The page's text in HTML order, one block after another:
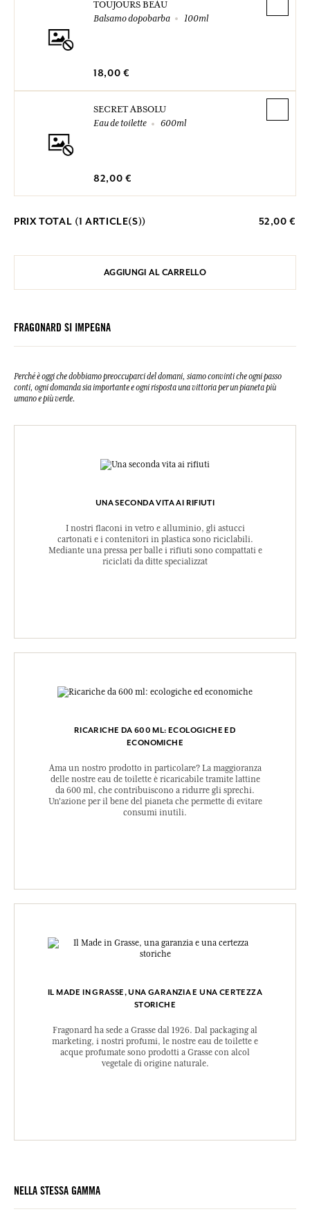
TOUJOURS BEAU
Balsamo dopobarba
100ml
18,00 €
SECRET ABSOLU
Eau de toilette
600ml
82,00 €
PRIX TOTAL (1 ARTICLE(S)) 52,00 €
AGGIUNGI AL CARRELLO
FRAGONARD SI IMPEGNA
Perché è oggi che dobbiamo preoccuparci del domani, siamo convinti che ogni passo
conti, ogni domanda sia importante e ogni risposta una vittoria per un pianeta più
umano e più verde.
UNA SECONDA VITA AI RIFIUTI
I nostri flaconi in vetro e alluminio, gli astucci
cartonati e i contenitori in plastica sono riciclabili.
Mediante una pressa per balle i rifiuti sono compattati e
riciclati da ditte specializzat
RICARICHE DA 600 ML: ECOLOGICHE ED
ECONOMICHE
Ama un nostro prodotto in particolare? La maggioranza
delle nostre eau de toilette è ricaricabile tramite lattine
da 600 ml, che contribuiscono a ridurre gli sprechi.
Un'azione per il bene del pianeta che permette di evitare
consumi inutili.
IL MADE IN GRASSE, UNA GARANZIA E UNA CERTEZZA
STORICHE
Fragonard ha sede a Grasse dal 1926. Dal packaging al
marketing, i nostri profumi, le nostre eau de toilette e
acque profumate sono prodotti a Grasse con alcol
vegetale di origine naturale.
NELLA STESSA GAMMA